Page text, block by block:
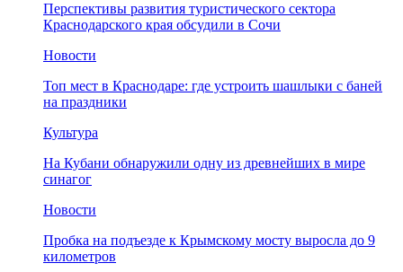
Перспективы развития туристического сектора
Краснодарского края обсудили в Сочи
Новости
Топ мест в Краснодаре: где устроить шашлыки с баней
на праздники
Культура
На Кубани обнаружили одну из древнейших в мире
синагог
Новости
Пробка на подъезде к Крымскому мосту выросла до 9
километров